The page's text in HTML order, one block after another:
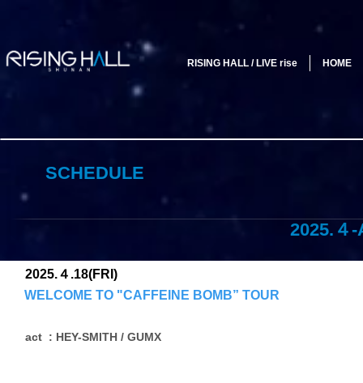
RISING HALL / LIVE rise HOME
SCHEDULE
2025.４
2025.４.18(FRI)
WELCOME TO "CAFFEINE BOMB” TOUR
act : HEY-SMITH / GUMX